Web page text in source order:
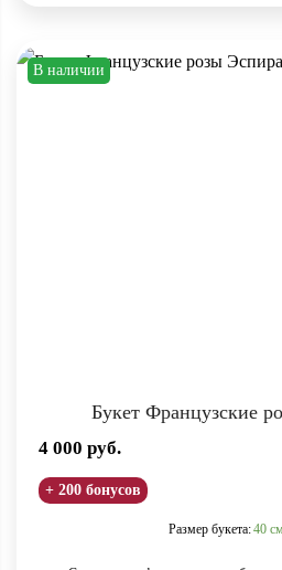
В наличии
Букет Французские
4 000 руб.
+ 200 бонусов
Размер букета:40 см